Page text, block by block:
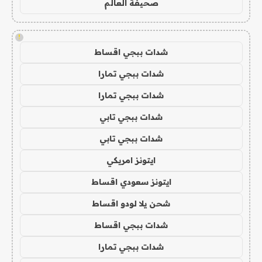
صحيفة العالم
!
شدات ببجي اقساط
شدات ببجي تمارا
شدات ببجي تمارا
شدات ببجي تابي
شدات ببجي تابي
ايتونز امريكي
ايتونز سعودي اقساط
شحن يلا لودو اقساط
شدات ببجي اقساط
شدات ببجي تمارا